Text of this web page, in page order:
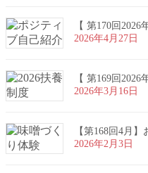
【 第170回
2026年4月27日
【 第169回
2026年3月16日
【第168回4月
2026年2月3日